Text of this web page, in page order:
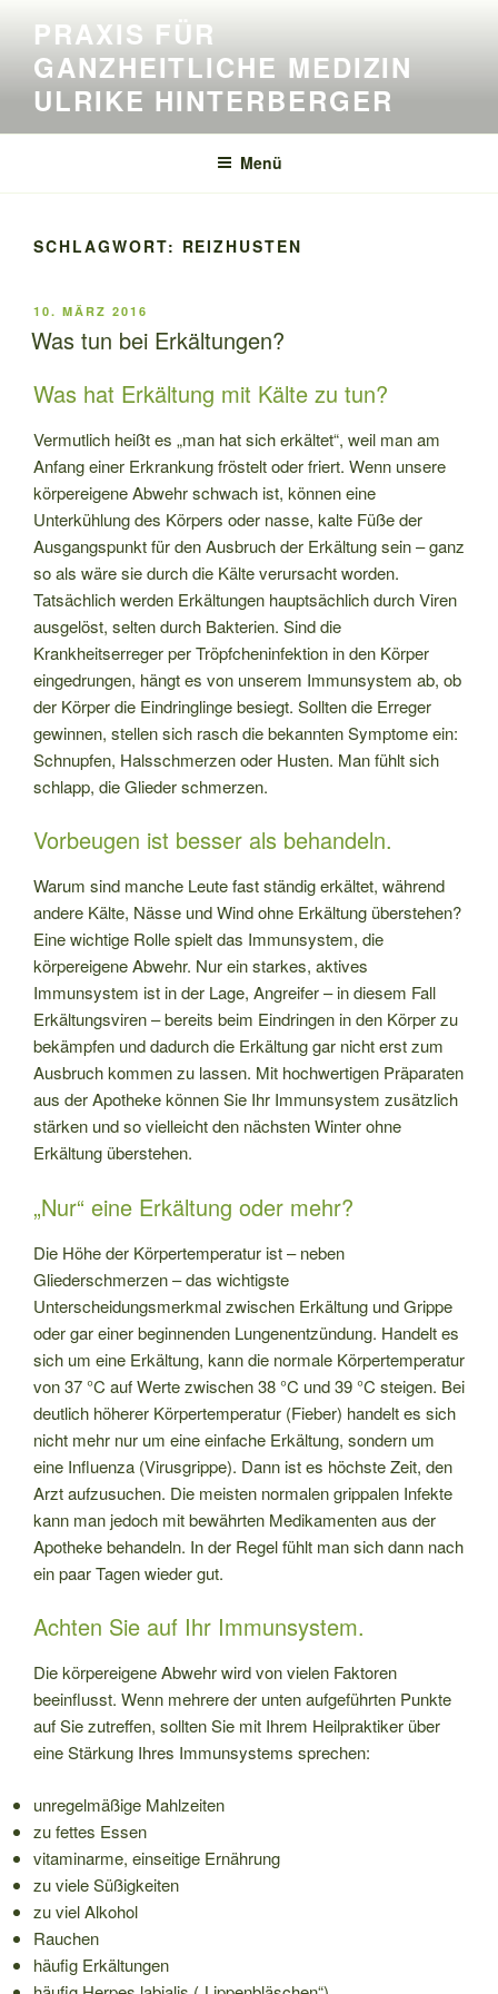
springen
PRAXIS FÜR
GANZHEITLICHE MEDIZIN
ULRIKE HINTERBERGER
Menü
SCHLAGWORT: REIZHUSTEN
VERÖFFENTLICHT
AM
10. MÄRZ 2016
Was tun bei Erkältungen?
Was hat Erkältung mit Kälte zu tun?
Vermutlich heißt es „man hat sich erkältet“, weil man am
Anfang einer Erkrankung fröstelt oder friert. Wenn unsere
körpereigene Abwehr schwach ist, können eine
Unterkühlung des Körpers oder nasse, kalte Füße der
Ausgangspunkt für den Ausbruch der Erkältung sein – ganz
so als wäre sie durch die Kälte verursacht worden.
Tatsächlich werden Erkältungen hauptsächlich durch Viren
ausgelöst, selten durch Bakterien. Sind die
Krankheitserreger per Tröpfcheninfektion in den Körper
eingedrungen, hängt es von unserem Immunsystem ab, ob
der Körper die Eindringlinge besiegt. Sollten die Erreger
gewinnen, stellen sich rasch die bekannten Symptome ein:
Schnupfen, Halsschmerzen oder Husten. Man fühlt sich
schlapp, die Glieder schmerzen.
Vorbeugen ist besser als behandeln.
Warum sind manche Leute fast ständig erkältet, während
andere Kälte, Nässe und Wind ohne Erkältung überstehen?
Eine wichtige Rolle spielt das Immunsystem, die
körpereigene Abwehr. Nur ein starkes, aktives
Immunsystem ist in der Lage, Angreifer – in diesem Fall
Erkältungsviren – bereits beim Eindringen in den Körper zu
bekämpfen und dadurch die Erkältung gar nicht erst zum
Ausbruch kommen zu lassen. Mit hochwertigen Präparaten
aus der Apotheke können Sie Ihr Immunsystem zusätzlich
stärken und so vielleicht den nächsten Winter ohne
Erkältung überstehen.
„Nur“ eine Erkältung oder mehr?
Die Höhe der Körpertemperatur ist – neben
Gliederschmerzen – das wichtigste
Unterscheidungsmerkmal zwischen Erkältung und Grippe
oder gar einer beginnenden Lungenentzündung. Handelt es
sich um eine Erkältung, kann die normale Körpertemperatur
von 37 °C auf Werte zwischen 38 °C und 39 °C steigen. Bei
deutlich höherer Körpertemperatur (Fieber) handelt es sich
nicht mehr nur um eine einfache Erkältung, sondern um
eine Influenza (Virusgrippe). Dann ist es höchste Zeit, den
Arzt aufzusuchen. Die meisten normalen grippalen Infekte
kann man jedoch mit bewährten Medikamenten aus der
Apotheke behandeln. In der Regel fühlt man sich dann nach
ein paar Tagen wieder gut.
Achten Sie auf Ihr Immunsystem.
Die körpereigene Abwehr wird von vielen Faktoren
beeinflusst. Wenn mehrere der unten aufgeführten Punkte
auf Sie zutreffen, sollten Sie mit Ihrem Heilpraktiker über
eine Stärkung Ihres Immunsystems sprechen:
unregelmäßige Mahlzeiten
zu fettes Essen
vitaminarme, einseitige Ernährung
zu viele Süßigkeiten
zu viel Alkohol
Rauchen
häufig Erkältungen